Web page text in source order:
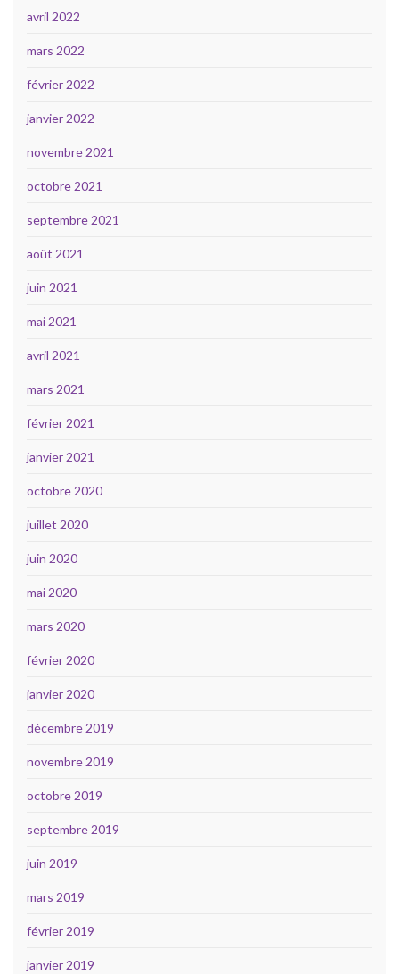
avril 2022
mars 2022
février 2022
janvier 2022
novembre 2021
octobre 2021
septembre 2021
août 2021
juin 2021
mai 2021
avril 2021
mars 2021
février 2021
janvier 2021
octobre 2020
juillet 2020
juin 2020
mai 2020
mars 2020
février 2020
janvier 2020
décembre 2019
novembre 2019
octobre 2019
septembre 2019
juin 2019
mars 2019
février 2019
janvier 2019